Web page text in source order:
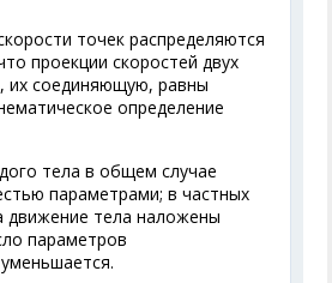
точек распределяются
проекции скоростей двух
их соединяющую, равны
определение
тела в общем случае
параметрами; в частных
движение тела наложены
параметров